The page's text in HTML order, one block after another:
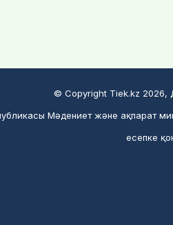
© Copyright Tiek.kz 2026,
Мәдениет және ақпарат
есепке